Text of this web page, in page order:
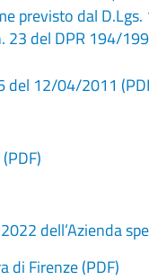
previsto dal
del DPR 194/
del 12/04/2011
dell’Azienda
di Firenze (PDF)